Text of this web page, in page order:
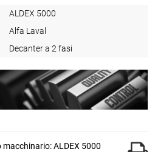
ALDEX 5000
Alfa Laval
Decanter a 2 fasi
ALDEX 5000